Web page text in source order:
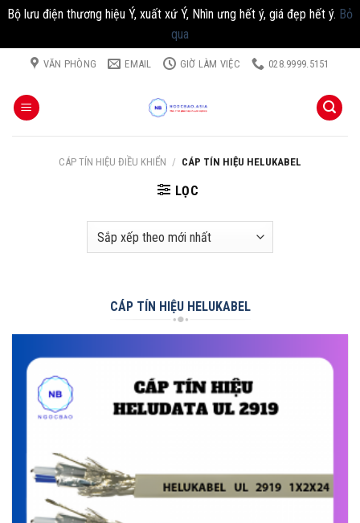
Bộ lưu điện thương hiệu Ý, xuất xứ Ý, Nhìn ưng hết ý, giá đẹp hết ý. Bỏ
qua
Chuyển
dung
VĂN PHÒNG EMAIL GIỜ LÀM VIỆC 028.9999.5151
CÁP TÍN HIỆU ĐIỀU KHIỂN / CÁP TÍN HIỆU HELUKABEL
LỌC
CÁP TÍN HIỆU HELUKABEL